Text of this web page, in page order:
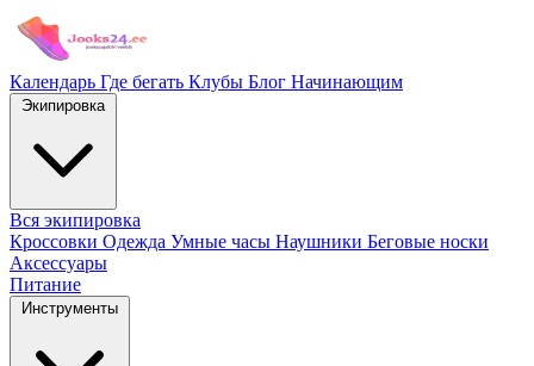
Календарь Где бегать Клубы Блог Начинающим
Экипировка
Вся экипировка
Кроссовки Одежда Умные часы Наушники Беговые носки
Аксессуары
Питание